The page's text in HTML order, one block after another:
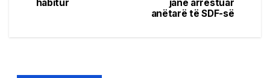
janë arrestuar
anëtarë të SDF-së
habitur